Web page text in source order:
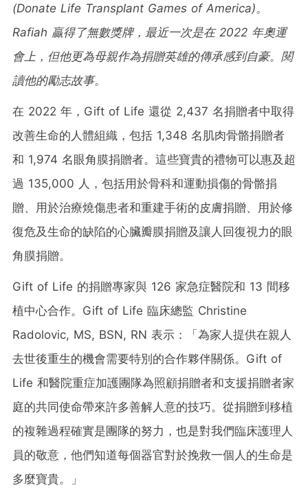
(Donate Life Transplant Games of America)。
Rafiah 贏得了無數獎牌，最近一次是在2022 年奧運
會上，但他更為母親作為捐贈英雄的傳承感到自豪。 閱
讀他的勵志故事。
在 2022 年，Gift of Life 還從 2,437 名捐贈者中取得
改善生命的人體組織，包括 1,348 名肌肉骨骼捐贈者
和 1,974 名眼角膜捐贈者。這些寶貴的禮物可以惠及超
過 135,000 人，包括用於骨科和運動損傷的骨骼捐
贈、用於治療燒傷患者和重建手術的皮膚捐贈、用於修
復危及生命的缺陷的心臟瓣膜捐贈及讓人回復視力的眼
角膜捐贈。
Gift of Life 的捐贈專家與 126 家急症醫院和 13 間移
植中心合作。Gift of Life 臨床總監 Christine
Radolovic, MS, BSN, RN 表示：「為家人提供在親人
去世後重生的機會需要特別的合作夥伴關係。Gift of
Life 和醫院重症加護團隊為照顧捐贈者和支援捐贈者家
庭的共同使命帶來許多善解人意的技巧。從捐贈到移植
的複雜過程確實是團隊的努力，也是對我們臨床護理人
員的敬意，他們知道每個器官對於挽救一個人的生命是
多麼寶貴。」